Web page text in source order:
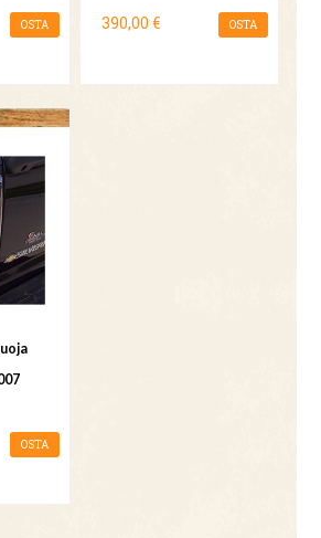
OSTA 390,00 € OSTA
OSTA